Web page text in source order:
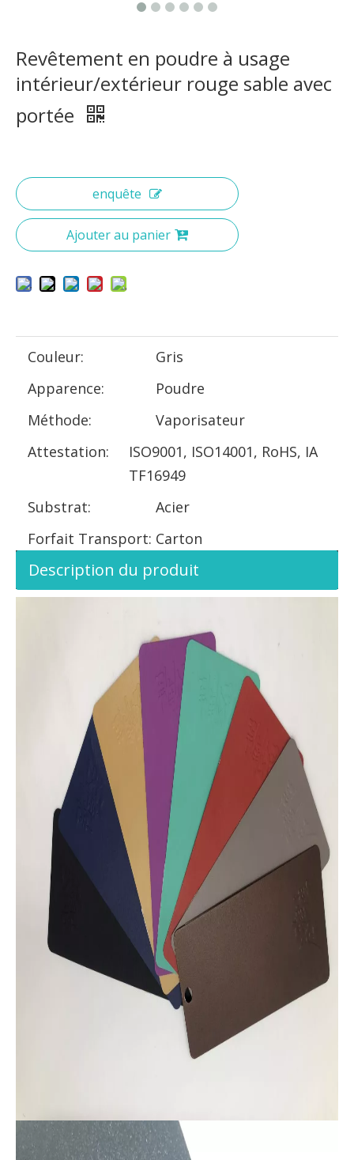
Revêtement en poudre à usage
intérieur/extérieur rouge sable avec
portée
enquête
Ajouter au panier
Couleur:
Gris
Apparence:
Poudre
Méthode:
Vaporisateur
Attestation:
ISO9001, ISO14001, RoHS, IA
TF16949
Substrat:
Acier
Forfait Transport: Carton
Description du produit